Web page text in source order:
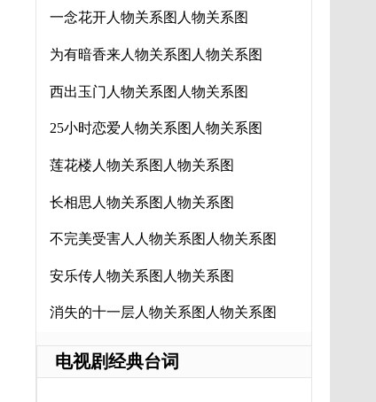
一念花开人物关系图人物关系图
为有暗香来人物关系图人物关系图
西出玉门人物关系图人物关系图
25小时恋爱人物关系图人物关系图
莲花楼人物关系图人物关系图
长相思人物关系图人物关系图
不完美受害人人物关系图人物关系图
安乐传人物关系图人物关系图
消失的十一层人物关系图人物关系图
电视剧经典台词